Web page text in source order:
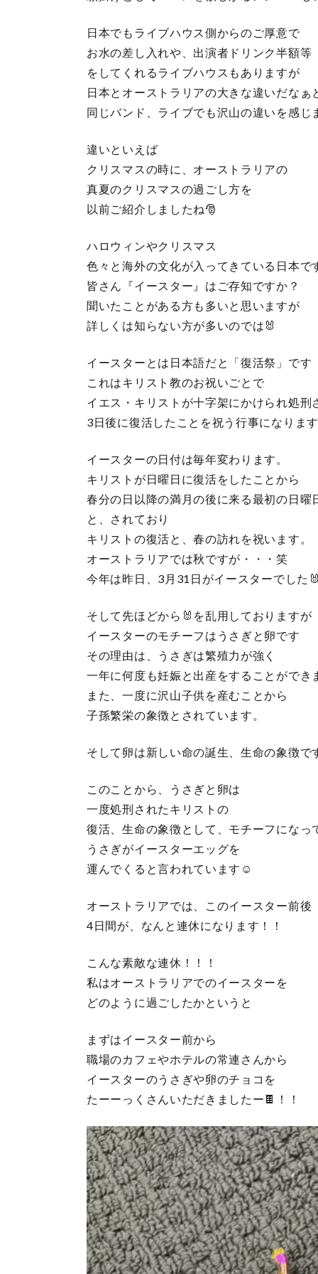
日本でもライブハウス側からのご厚意で
お水の差し入れや、出演者ドリンク半額等
をしてくれるライブハウスもありますが
日本とオーストラリアの大きな違いだなぁ
同じバンド、ライブでも沢山の違いを感じ
違いといえば
クリスマスの時に、オーストラリアの
真夏のクリスマスの過ごし方を
以前ご紹介しましたね🎅
ハロウィンやクリスマス
色々と海外の文化が入ってきている日本で
皆さん『イースター』はご存知ですか？
聞いたことがある方も多いと思いますが
詳しくは知らない方が多いのでは🐰
イースターとは日本語だと「復活祭」です
これはキリスト教のお祝いごとで
イエス・キリストが十字架にかけられ処刑
3日後に復活したことを祝う行事になりま
イースターの日付は毎年変わります。
キリストが日曜日に復活をしたことから
春分の日以降の満月の後に来る最初の日曜
と、されており
キリストの復活と、春の訪れを祝います。
オーストラリアでは秋ですが・・・笑
今年は昨日、3月31日がイースターでした🐰
そして先ほどから🐰を乱用しておりますが
イースターのモチーフはうさぎと卵です
その理由は、うさぎは繁殖力が強く
一年に何度も妊娠と出産をすることができ
また、一度に沢山子供を産むことから
子孫繁栄の象徴とされています。
そして卵は新しい命の誕生、生命の象徴で
このことから、うさぎと卵は
一度処刑されたキリストの
復活、生命の象徴として、モチーフになっ
うさぎがイースターエッグを
運んでくると言われています☺️
オーストラリアでは、このイースター前後
4日間が、なんと連休になります！！
こんな素敵な連休！！！
私はオーストラリアでのイースターを
どのように過ごしたかというと
まずはイースター前から
職場のカフェやホテルの常連さんから
イースターのうさぎや卵のチョコを
たーーっくさんいただきましたー🍫！！